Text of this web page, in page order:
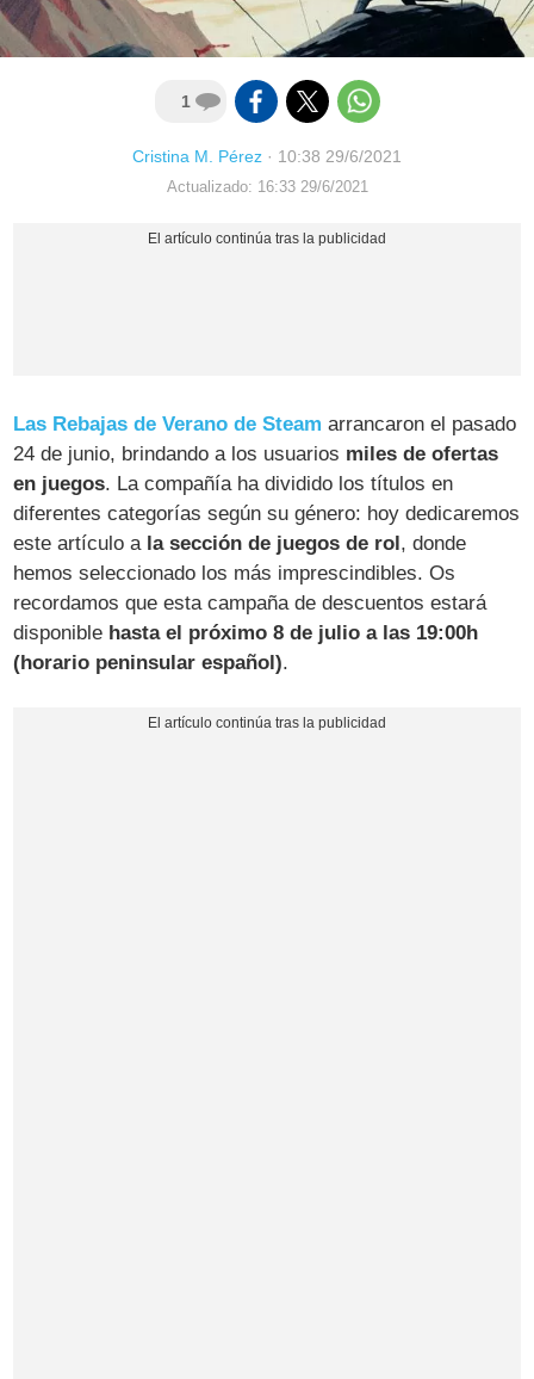
1
Cristina M. Pérez · 10:38 29/6/2021
Actualizado: 16:33 29/6/2021
Las Rebajas de Verano de Steam arrancaron el pasado
24 de junio, brindando a los usuarios miles de ofertas
en juegos. La compañía ha dividido los títulos en
diferentes categorías según su género: hoy dedicaremos
este artículo a la sección de juegos de rol, donde
hemos seleccionado los más imprescindibles. Os
recordamos que esta campaña de descuentos estará
disponible hasta el próximo 8 de julio a las 19:00h
(horario peninsular español).